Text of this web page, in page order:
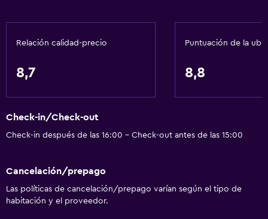
Juegos de mesa/rompecabezas
Sala de juegos
Piscina y spa
Piscina en la terraza
Relación calidad-precio
8,7
Puntuación de la
8,8
Check-in/Check-out
Check-in después de las 16:00 - Check-out antes de las 15:00
Cancelación/prepago
Las políticas de cancelación/prepago varían según el tipo de
habitación y el proveedor.